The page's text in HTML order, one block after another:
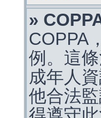
»
COPPA
例。這
成年人
他合法